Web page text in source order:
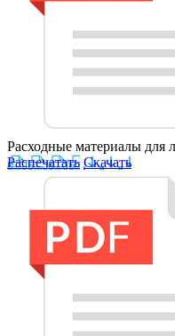
Расходные материалы для
Распечатать Скачать